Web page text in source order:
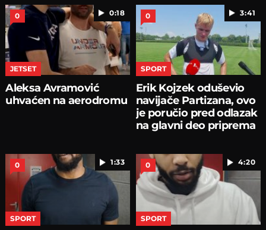
0:18
0
JETSET
Aleksa Avramović
uhvaćen na aerodromu
3:41
0
SPORT
Erik Kojzek oduševio
navijače Partizana, ovo
je poručio pred odlazak
na glavni deo priprema
1:33
0
SPORT
4:20
0
SPORT